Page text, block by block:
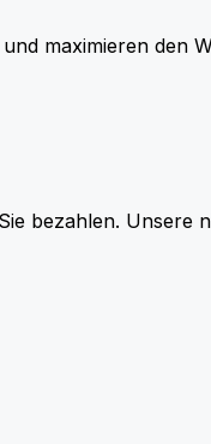
und maximieren den
bezahlen. Unsere